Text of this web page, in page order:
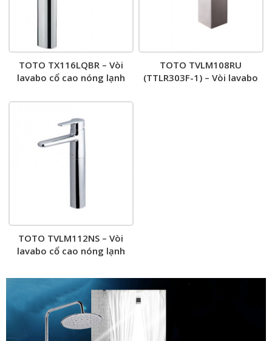
TOTO TX116LQBR – Vòi
lavabo cổ cao nóng lạnh
TOTO TVLM108RU
(TTLR303F-1) – Vòi lavabo
TOTO TVLM112NS – Vòi
lavabo cổ cao nóng lạnh